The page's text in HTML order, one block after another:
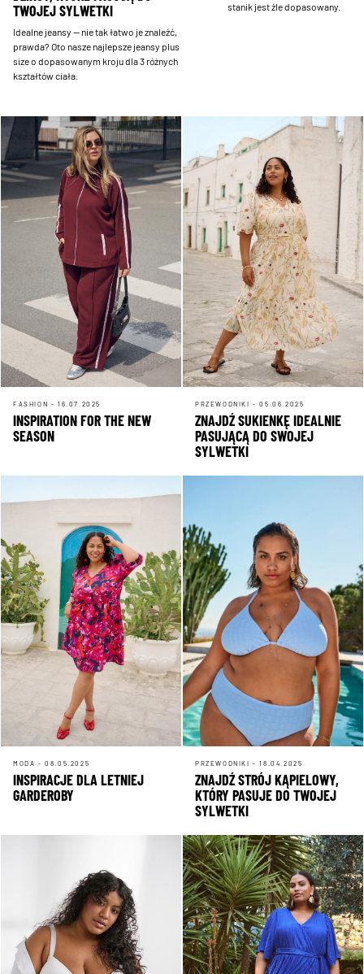
TWOJEJ SYLWETKI
Idealne jeansy — nie tak łatwo je znaleźć,
prawda? Oto nasze najlepsze jeansy plus
size o dopasowanym kroju dla 3 różnych
kształtów ciała.
stanik jest źle dopasowany.
FASHION - 16.07.2025
INSPIRATION FOR THE NEW
SEASON
PRZEWODNIKI - 05.06.2025
ZNAJDŹ SUKIENKĘ IDEALNIE
PASUJĄCĄ DO SWOJEJ
SYLWETKI
MODA - 08.05.2025
INSPIRACJE DLA LETNIEJ
GARDEROBY
PRZEWODNIKI - 18.04.2025
ZNAJDŹ STRÓJ KĄPIELOWY,
KTÓRY PASUJE DO TWOJEJ
SYLWETKI